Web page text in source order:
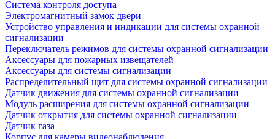
Система контроля доступа
Электромагнитный замок двери
Устройство управления и индикации для системы охранной
сигнализации
Переключатель режимов для системы охранной сигнализации
Аксессуары для пожарных извещателей
Аксессуары для системы сигнализации
Распределительный щит для системы охранной сигнализации
Датчик движения для системы охранной сигнализации
Модуль расширения для системы охранной сигнализации
Датчик открытия для системы охранной сигнализации
Датчик газа
Корпус для камеры видеонаблюдения